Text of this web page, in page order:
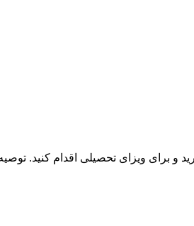
برای ویزای تحصیلی اقدام کنید.